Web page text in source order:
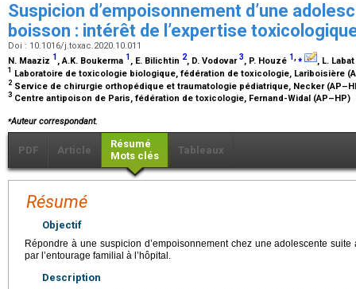
Suspicion d’empoisonnement d’une
boisson : intérêt de l’expertise
Doi : 10.1016/j.toxac.2020.10.011
N. Maaziz 1 , A.K. Boukerma 1 , E. Bilichtin 2, D. Vodovar3, P. Houzé 1,⁎ , L. Labat
1 Laboratoire de toxicologie biologique, fédération de toxicologie, Lariboisière
2 Service de chirurgie orthopédique et traumatologie pédiatrique, Necker
3 Centre antipoison de Paris, fédération de toxicologie, Fernand-Widal (AP–HP)
⁎Auteur correspondant.
PDF Article
Résumé
Mots clés
Tableaux
Résumé
Objectif
Répondre à une suspicion d’empoisonnement chez une adolescente
par l’entourage familial à l’hôpital.
Description